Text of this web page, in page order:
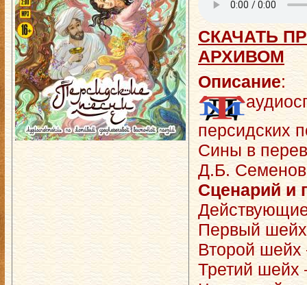
СКАЧАТЬ
АРХИВОМ
Описание:
персидских
Сины в
Д.Б.
Сценарий и
Первый
Второй
Третий